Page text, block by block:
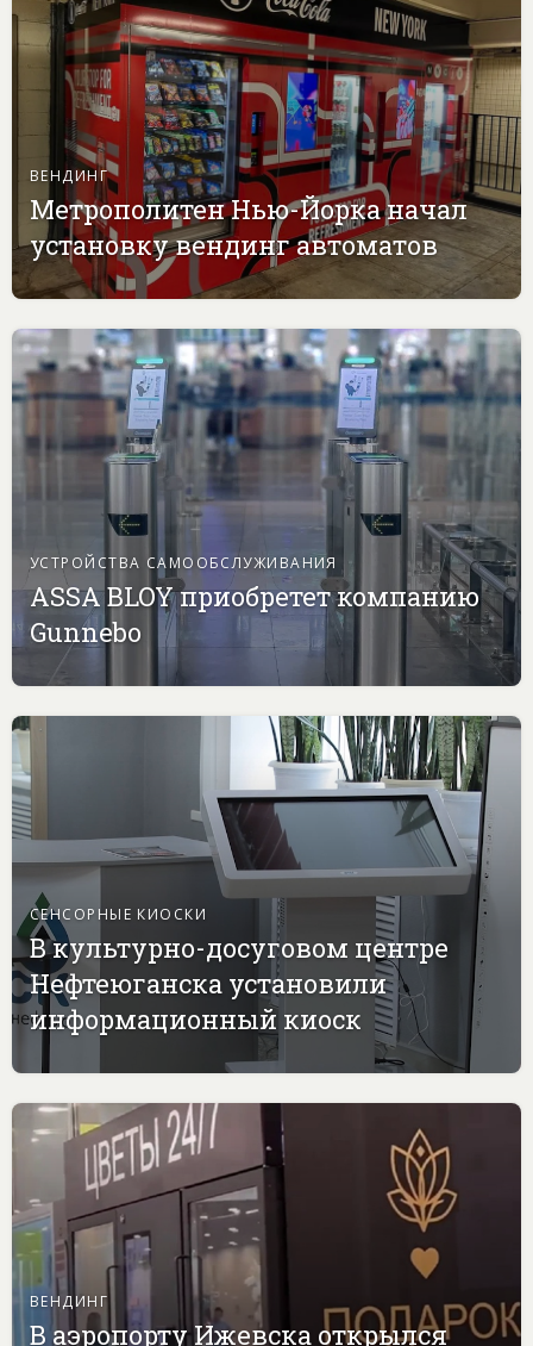
ВЕНДИНГ
Метрополитен Нью-Йорка начал
установку вендинг автоматов
УСТРОЙСТВА САМООБСЛУЖИВАНИЯ
ASSA BLOY приобретет компанию
Gunnebo
СЕНСОРНЫЕ КИОСКИ
В культурно-досуговом центре
Нефтеюганска установили
информационный киоск
ВЕНДИНГ
В аэропорту Ижевска открылся